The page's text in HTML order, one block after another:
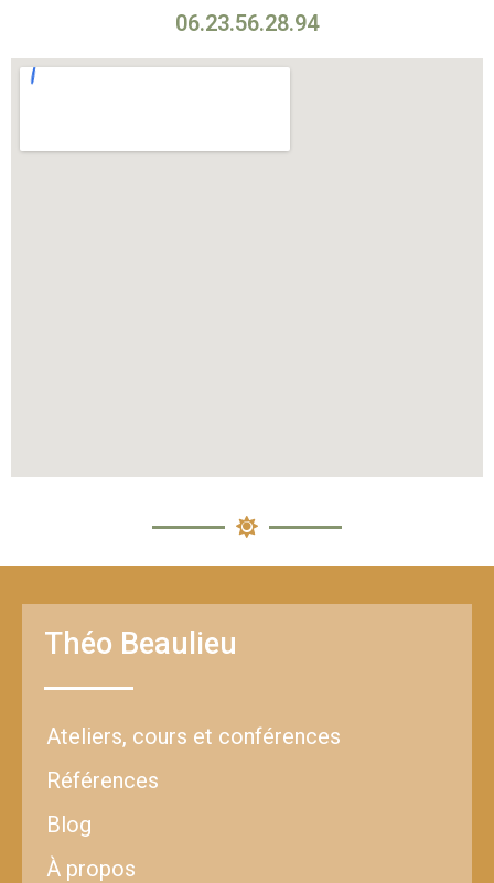
06.23.56.28.94
Théo Beaulieu
Ateliers, cours et conférences
Références
Blog
À propos